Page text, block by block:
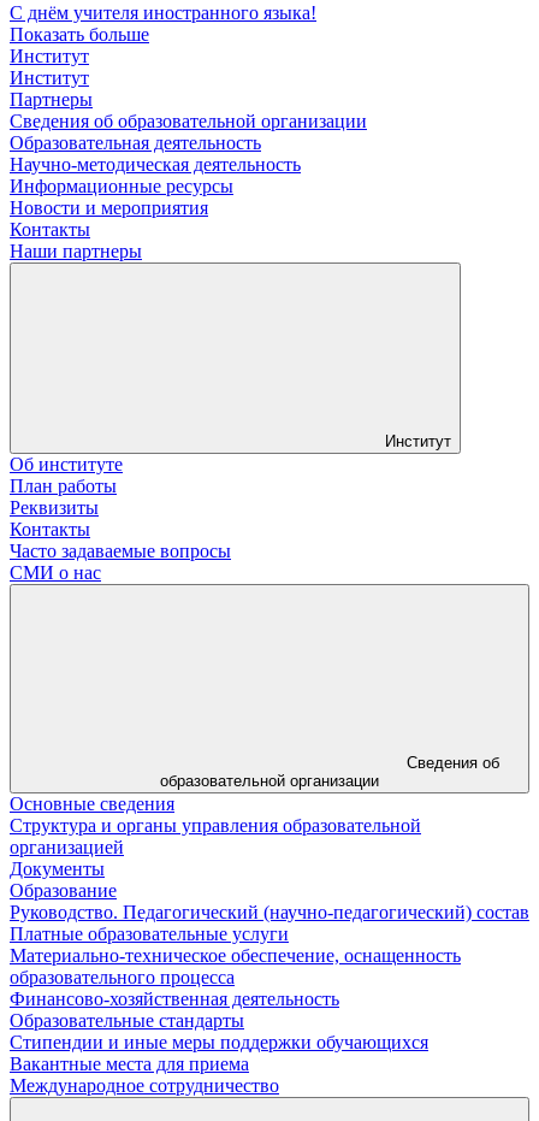
С днём учителя иностранного языка!
Показать больше
Институт
Институт
Партнеры
Сведения об образовательной организации
Образовательная деятельность
Научно-методическая деятельность
Информационные ресурсы
Новости и мероприятия
Контакты
Наши партнеры
Институт
Об институте
План работы
Реквизиты
Контакты
Часто задаваемые вопросы
СМИ о нас
Сведения об
образовательной организации
Основные сведения
Структура и органы управления образовательной
организацией
Документы
Образование
Руководство. Педагогический (научно-педагогический) состав
Платные образовательные услуги
Материально-техническое обеспечение, оснащенность
образовательного процесса
Финансово-хозяйственная деятельность
Образовательные стандарты
Стипендии и иные меры поддержки обучающихся
Вакантные места для приема
Международное сотрудничество